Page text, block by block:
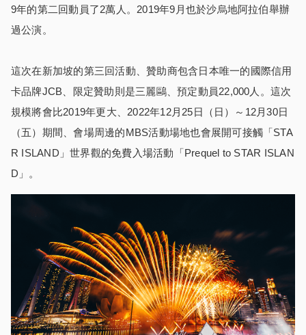
9年的第二回動員了2萬人。2019年9月也於沙烏地阿拉伯舉辦
過公演。
這次在新加坡的第三回活動、贊助商包含日本唯一的國際信用
卡品牌JCB、限定贊助則是三麗鷗、預定動員22,000人。這次
規模將會比2019年更大、2022年12月25日（日）～12月30日
（五）期間、會場周邊的MBS活動場地也會展開可接觸「STA
R ISLAND」世界觀的免費入場活動「Prequel to STAR ISLAN
D」。